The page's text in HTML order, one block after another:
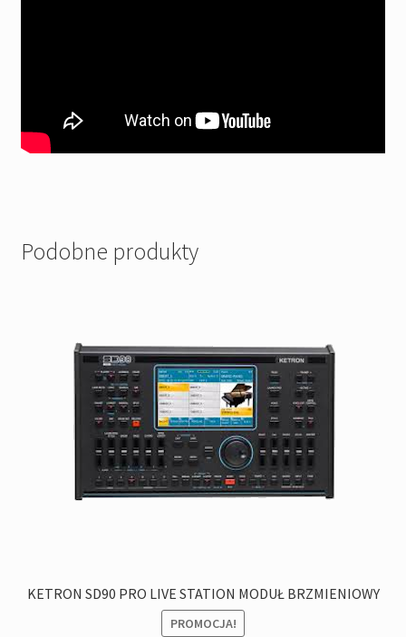
Podobne produkty
KETRON SD90 PRO LIVE STATION MODUŁ BRZMIENIOWY
PROMOCJA!